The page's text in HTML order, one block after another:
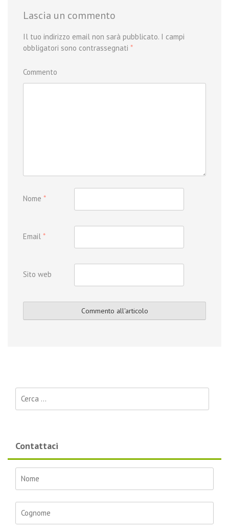
Lascia un commento
Il tuo indirizzo email non sarà pubblicato. I campi
obbligatori sono contrassegnati *
Commento
Nome *
Email *
Sito web
Contattaci